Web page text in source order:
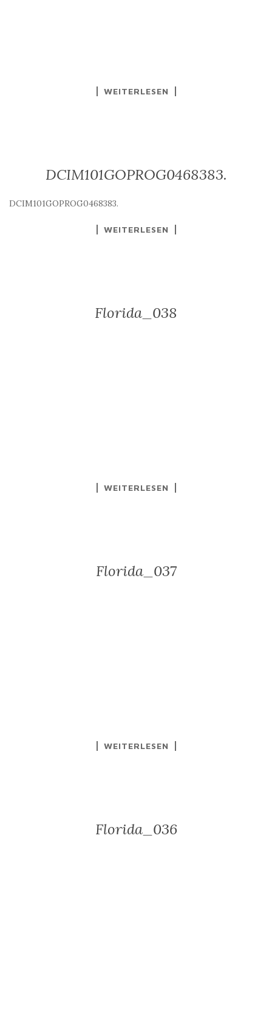
WEITERLESEN
DCIM101GOPROG0468383.
DCIM101GOPROG0468383.
WEITERLESEN
Florida_038
WEITERLESEN
Florida_037
WEITERLESEN
Florida_036